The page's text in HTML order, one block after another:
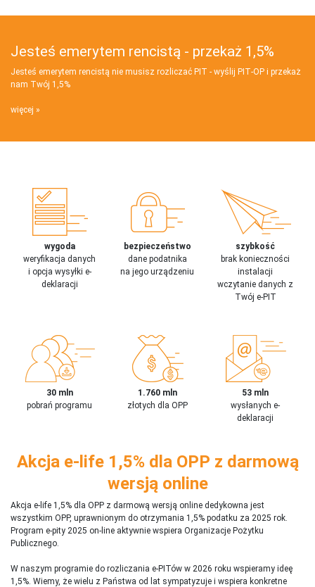
Jesteś emerytem rencistą - przekaż 1,5%
Jesteś emerytem rencistą nie musisz rozliczać PIT - wyślij PIT‑OP i przekaż
nam Twój 1,5%
więcej
wygoda
weryfikacja danych
i opcja wysyłki e-
deklaracji
bezpieczeństwo
dane podatnika
na jego urządzeniu
szybkość
brak konieczności
instalacji
wczytanie danych z
Twój e-PIT
30 mln
pobrań programu
1.760 mln
złotych dla OPP
53 mln
wysłanych e-
deklaracji
Akcja e-life 1,5% dla OPP z darmową
wersją online
Akcja e-life 1,5% dla OPP z darmową wersją online dedykowna jest
wszystkim OPP, uprawnionym do otrzymania 1,5% podatku za 2025 rok.
Program e-pity 2025 on-line aktywnie wspiera Organizacje Pożytku
Publicznego.
W naszym programie do rozliczania e-PITów w 2026 roku wspieramy ideę
1,5%. Wiemy, że wielu z Państwa od lat sympatyzuje i wspiera konkretne